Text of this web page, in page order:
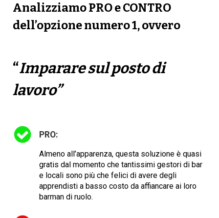
AnalizziamoPROeCONTRO
dell’opzione numero1, ovvero
“Imparare sul posto di
lavoro”
PRO:
Almeno all’apparenza, questa soluzione è quasi
gratis dal momento che tantissimi gestori di bar
e locali sono più che felici di avere degli
apprendisti a basso costo da affiancare ai loro
barman di ruolo.